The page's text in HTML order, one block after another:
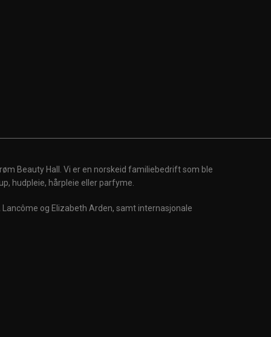
Beauty Hall. Vi er en norskeid familiebedrift som ble
hudpleie, hårpleie eller parfyme.
Lancôme og Elizabeth Arden, samt internasjonale